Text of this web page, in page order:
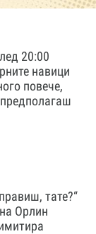
20:00
навици
повече,
тате?“
Орлин